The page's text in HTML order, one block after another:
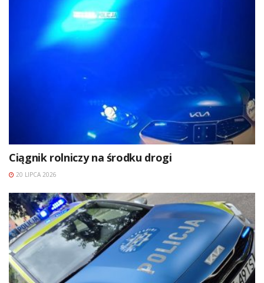
Ciągnik rolniczy na środku drogi
20 LIPCA 2026